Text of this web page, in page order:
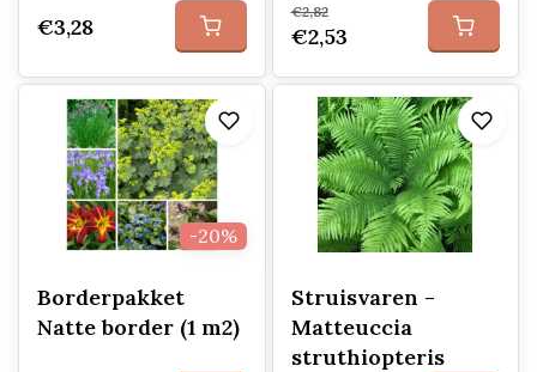
€3,28
€2,82
€2,53
-20%
Borderpakket
Natte border (1 m2)
Struisvaren -
Matteuccia
struthiopteris